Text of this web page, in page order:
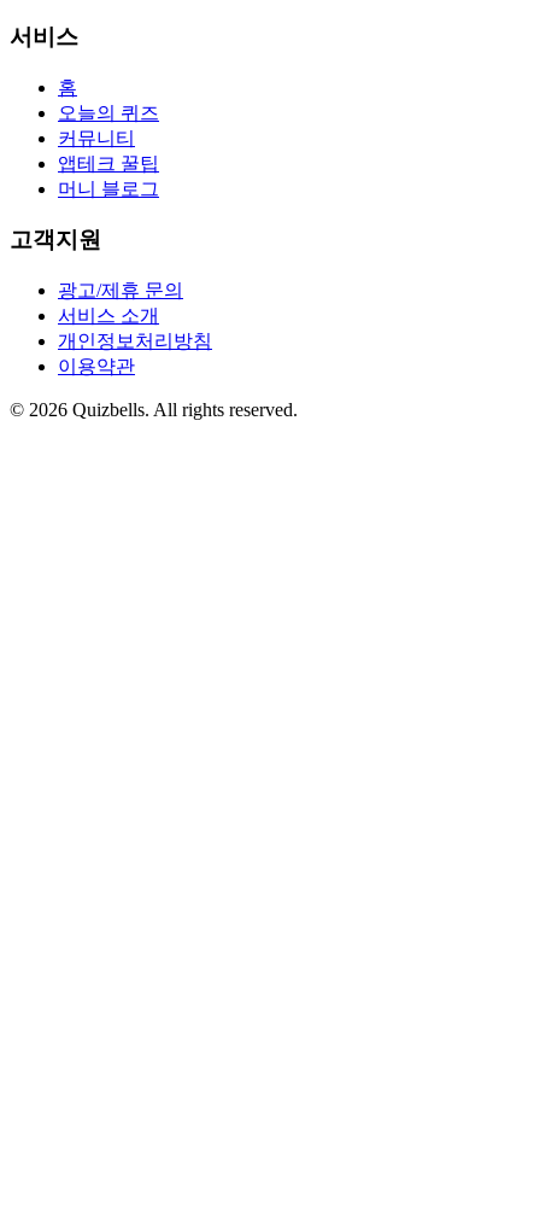
서비스
홈
오늘의 퀴즈
커뮤니티
앱테크 꿀팁
머니 블로그
고객지원
광고/제휴 문의
서비스 소개
개인정보처리방침
이용약관
© 2026 Quizbells. All rights reserved.